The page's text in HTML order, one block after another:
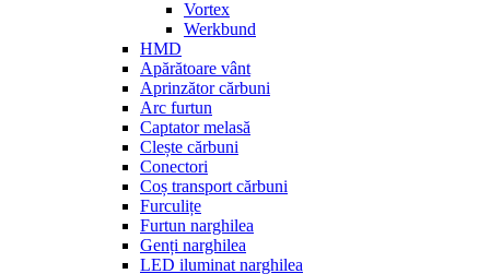
Vortex
Werkbund
HMD
Apărătoare vânt
Aprinzător cărbuni
Arc furtun
Captator melasă
Clește cărbuni
Conectori
Coș transport cărbuni
Furculițe
Furtun narghilea
Genți narghilea
LED iluminat narghilea